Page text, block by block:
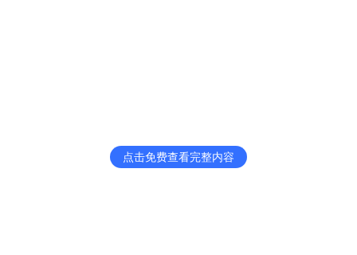
点击免费查看完整内容